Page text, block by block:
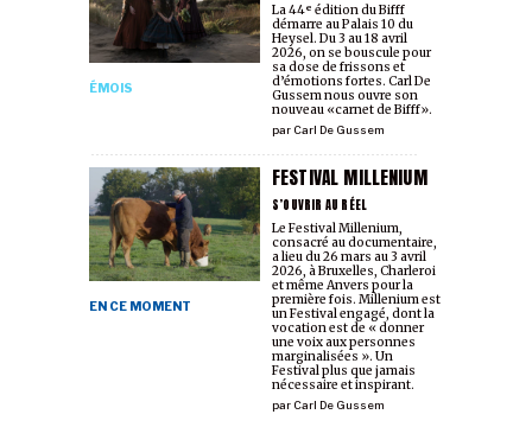
ÉMOIS
par Carl De Gussem
La 44ᵉ édition du Bifff
démarre au Palais 10 du
Heysel. Du 3 au 18 avril
2026, on se bouscule pour
sa dose de frissons et
d’émotions fortes. Carl De
Gussem nous ouvre son
nouveau «carnet de Bifff».
FESTIVAL MILLENIUM
S’OUVRIR AU RÉEL
EN CE MOMENT
par Carl De Gussem
Le Festival Millenium,
consacré au documentaire,
a lieu du 26 mars au 3 avril
2026, à Bruxelles, Charleroi
et même Anvers pour la
première fois. Millenium est
un Festival engagé, dont la
vocation est de « donner
une voix aux personnes
marginalisées ». Un
Festival plus que jamais
nécessaire et inspirant.